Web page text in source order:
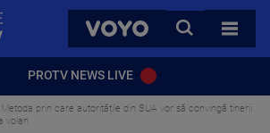
VOYO
CAUTA
TOATE
PROTV NEWS LIVE
Metoda prin care autoritățile din SUA vor să convingă tinerii
volan